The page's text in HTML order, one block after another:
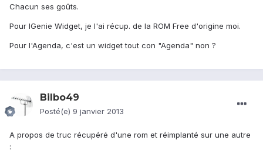
Chacun ses goûts.
Pour lGenie Widget, je l'ai récup. de la ROM Free d'origine moi.
Pour l'Agenda, c'est un widget tout con "Agenda" non ?
Bilbo49
Posté(e) 9 janvier 2013
A propos de truc récupéré d'une rom et réimplanté sur une autre
: